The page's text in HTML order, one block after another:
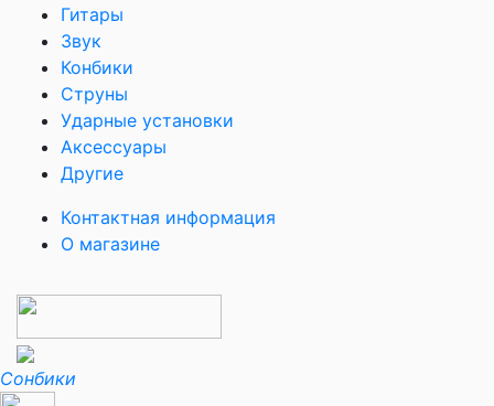
Гитары
Звук
Конбики
Струны
Ударные установки
Аксессуары
Другие
Контактная информация
О магазине
Сонбики